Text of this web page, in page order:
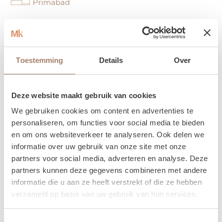
Toestemming Details Over
Deze website maakt gebruik van cookies
We gebruiken cookies om content en advertenties te
personaliseren, om functies voor social media te bieden
en om ons websiteverkeer te analyseren. Ook delen we
informatie over uw gebruik van onze site met onze
partners voor social media, adverteren en analyse. Deze
partners kunnen deze gegevens combineren met andere
informatie die u aan ze heeft verstrekt of die ze hebben
verzameld op basis van uw gebruik van hun services.
Primabad
Merk kranen
Hotbath
Primabad